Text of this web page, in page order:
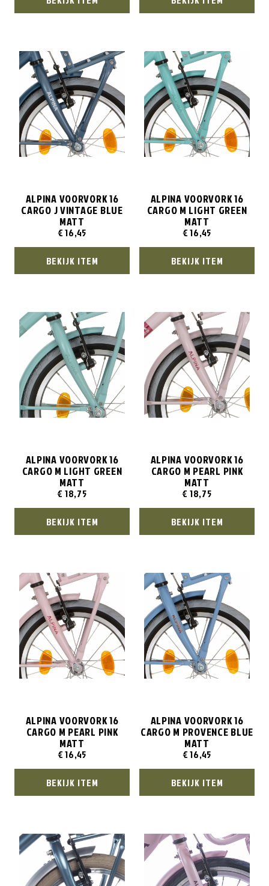
ALPINA VOORVORK 16
CARGO J VINTAGE BLUE
MATT
€16,45
BEKIJK ITEM
ALPINA VOORVORK 16
CARGO M LIGHT GREEN
MATT
€16,45
BEKIJK ITEM
ALPINA VOORVORK 16
CARGO M LIGHT GREEN
MATT
€ 18,75
BEKIJK ITEM
ALPINA VOORVORK 16
CARGO M PEARL PINK
MATT
€ 18,75
BEKIJK ITEM
ALPINA VOORVORK 16
CARGO M PEARL PINK
MATT
€16,45
BEKIJK ITEM
ALPINA VOORVORK 16
CARGO M PROVENCE BLUE
MATT
€16,45
BEKIJK ITEM